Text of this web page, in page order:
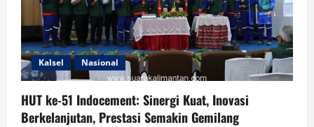
Kalsel Nasional
HUT ke-51 Indocement: Sinergi Kuat, Inovasi
Berkelanjutan, Prestasi Semakin Gemilang